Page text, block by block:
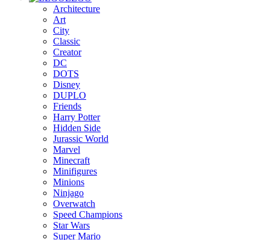
Architecture
Art
City
Classic
Creator
DC
DOTS
Disney
DUPLO
Friends
Harry Potter
Hidden Side
Jurassic World
Marvel
Minecraft
Minifigures
Minions
Ninjago
Overwatch
Speed Champions
Star Wars
Super Mario